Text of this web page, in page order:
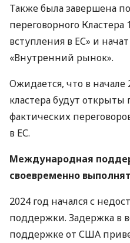
Также была завершена
переговорного
вступления в ЕС» и
«Внутренний рынок».
Ожидается, что в
кластера будут
фактических
в ЕС.
Международная
своевременно
2024 год начался с
поддержки. Задержка в
поддержке от США